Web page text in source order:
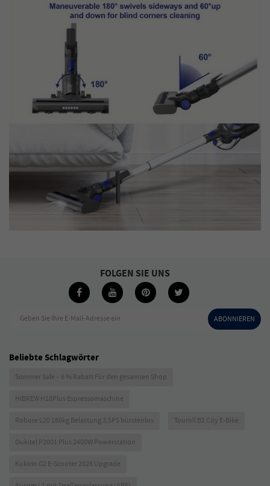
Geben Sie Ihre E-Mail-Adresse ein ABONNIEREN
FOLGEN SIE UNS
Beliebte Schlagwörter
Sommer Sale – 6 % Rabatt Für den gesamten Shop
HIBREW H10Plus Espressomaschine
Robore L20 180kg Belastung 3,5PS bürstenlos Touroll B1 City E-Bike
Oukitel P2001 Plus 2400W Powerstation
Kukirin G2 E-Scooter 2026 Upgrade